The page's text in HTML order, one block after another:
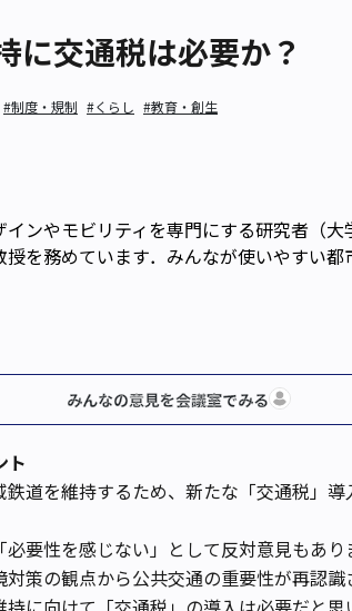
に交通税は必要か？
#制度・規制 #くらし #教育・創生
ンやモビリティを専門にする研究者（
を務めています．みんなが使いやすい
みんなの意見を会議室でみる
ト
道を維持するため、新たな「交通税」導
必要性を感じない」として反対意見もあ
策の観点から公共交通の重要性が再認識